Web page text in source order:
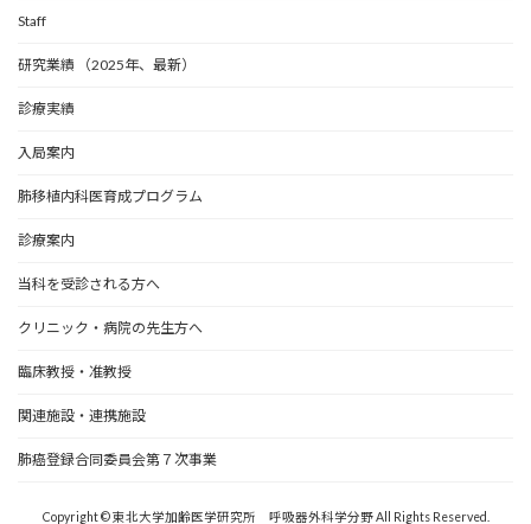
Staff
研究業績 （2025年、最新）
診療実績
入局案内
肺移植内科医育成プログラム
診療案内
当科を受診される方へ
クリニック・病院の先生方へ
臨床教授・准教授
関連施設・連携施設
肺癌登録合同委員会第７次事業
Copyright © 東北大学加齢医学研究所 呼吸器外科学分野 All Rights Reserved.